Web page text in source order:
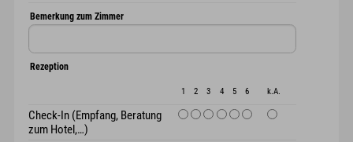
Bemerkung zum Zimmer
Rezeption
1 2 3 4 5 6 k.A.
Check-In (Empfang, Beratung
zum Hotel,…)